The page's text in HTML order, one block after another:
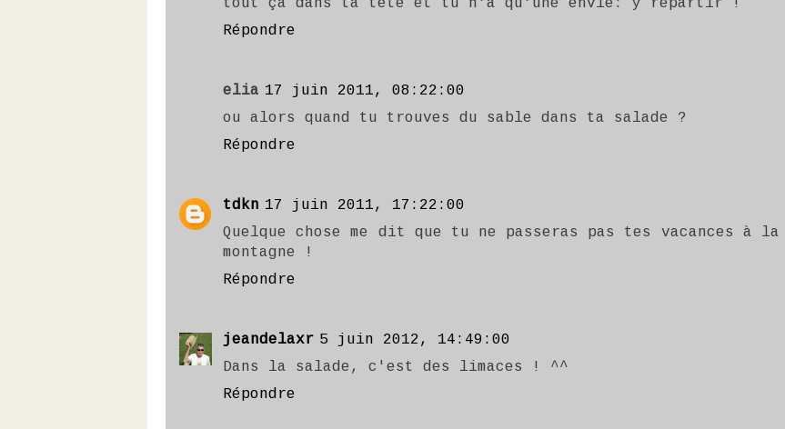
tout ça dans ta tête et tu n'a qu'une envie: y repartir !
Répondre
elia 17 juin 2011, 08:22:00
ou alors quand tu trouves du sable dans ta salade ?
Répondre
tdkn 17 juin 2011, 17:22:00
Quelque chose me dit que tu ne passeras pas tes vacances à la
montagne !
Répondre
jeandelaxr 5 juin 2012, 14:49:00
Dans la salade, c'est des limaces ! ^^
Répondre